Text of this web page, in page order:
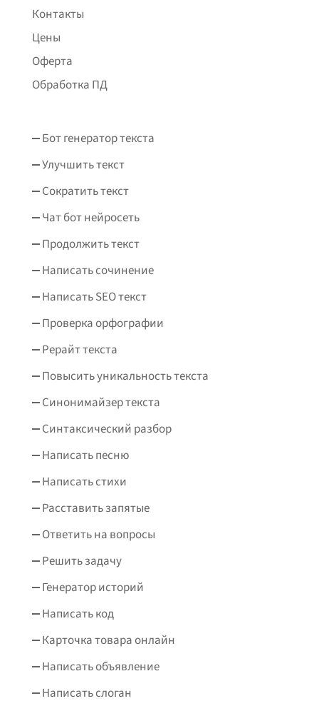
Контакты
Цены
Оферта
Обработка ПД
Бот генератор текста
Улучшить текст
Сократить текст
Чат бот нейросеть
Продолжить текст
Написать сочинение
Написать SEO текст
Проверка орфографии
Рерайт текста
Повысить уникальность текста
Синонимайзер текста
Синтаксический разбор
Написать песню
Написать стихи
Расставить запятые
Ответить на вопросы
Решить задачу
Генератор историй
Написать код
Карточка товара онлайн
Написать объявление
Написать слоган